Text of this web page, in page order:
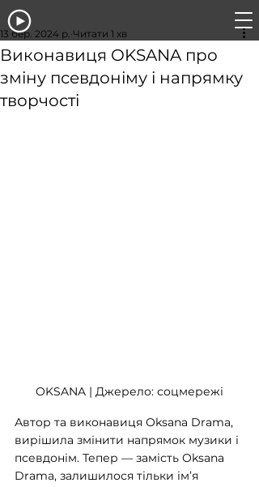
Виконавиця OKSANA про
зміну псевдоніму і напрямку
творчості
13 бер. 2024 р. Читати 1 хв
OKSANA | Джерело: соцмережі
Автор та виконавиця Oksana Drama,
вирішила змінити напрямок музики і
псевдонім. Тепер — замість Oksana
Drama, залишилося тільки ім’я